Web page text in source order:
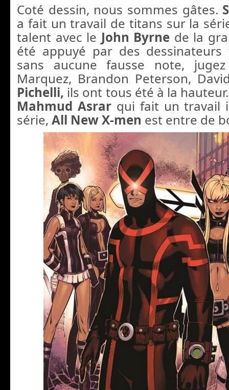
Coté dessin, nous sommes gâtes.
a fait un travail de titans sur la
talent avec le John Byrne de la
été appuyé par des
sans aucune fausse note,
Marquez, Brandon Peterson,
Pichelli, ils ont tous été à la
Mahmud Asrar qui fait un travail
série, All New X-men est entre de